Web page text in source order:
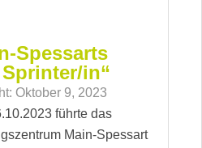
Spessarts
in“
Oktober 9, 2023
führte das
Main-Spessart